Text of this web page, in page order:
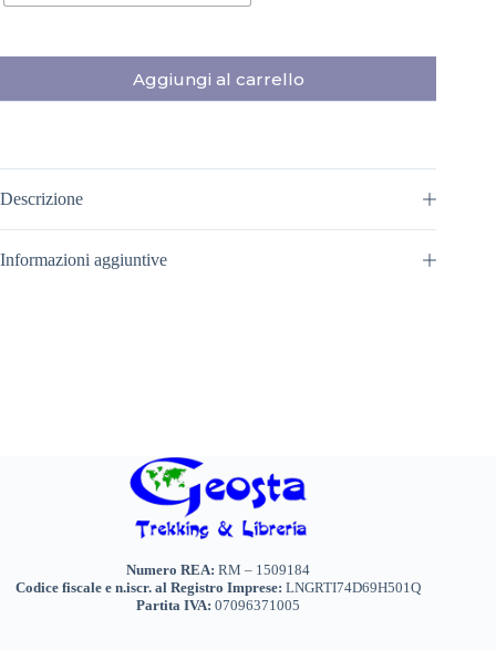
Aggiungi al carrello
Descrizione
Informazioni aggiuntive
Numero REA:RM – 1509184
Codice fiscale e n.iscr. al Registro Imprese:LNGRTI74D69H501Q
Partita IVA: 07096371005